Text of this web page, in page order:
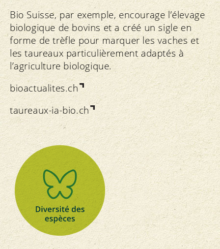
Bio Suisse, par exemple, encourage l’élevage
biologique de bovins et a créé un sigle en
forme de trèfle pour marquer les vaches et
les taureaux particulièrement adaptés à
l’agriculture biologique.
bioactualites.ch
taureaux-ia-bio.ch